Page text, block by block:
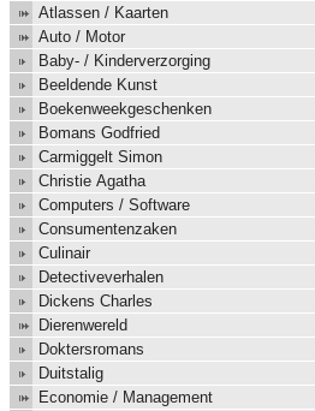
Atlassen / Kaarten
Auto / Motor
Baby- / Kinderverzorging
Beeldende Kunst
Boekenweekgeschenken
Bomans Godfried
Carmiggelt Simon
Christie Agatha
Computers / Software
Consumentenzaken
Culinair
Detectiveverhalen
Dickens Charles
Dierenwereld
Doktersromans
Duitstalig
Economie / Management